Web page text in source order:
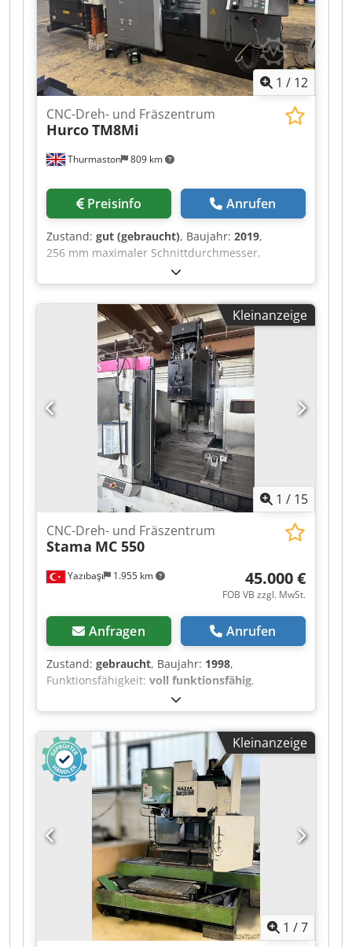
1 / 12
Thurmaston 809 km
CNC-Dreh- und Fräszentrum
HurcoTM8Mi
Preisinfo Anrufen
Zustand: gut (gebraucht), Baujahr: 2019,
256 mm maximaler Schnittdurchmesser,
455 mm maximale Drehlänge, 4.000 U/min
Spindeldrehzahl, 51 mm Stangenkapazität,
Dkodpezrfnusfx Agxsr 12-fach-VDI-Revolver,
Fräsgeschwindigkeit 5.000 U/min, 16 kW
Spindelmotor, Hurco WinMax 5-Steuerung,
Mitlaufmitnehmer, Werkzeugvoreinstellgerät,
Späneförderer, Fangvorrichtung für Werkstücke,
Stangenladevorrichtung.
Kleinanzeige
1 / 15
Yazıbaşı 1.955 km
CNC-Dreh- und Fräszentrum
Stama MC 550
45.000 €
FOB VB zzgl. MwSt.
Anfragen Anrufen
Zustand: gebraucht, Baujahr: 1998,
Funktionsfähigkeit: voll funktionsfähig,
Maschinen-/Fahrzeugnummer:
Leistung des Spindelmotors:30.000 W,
Verfahrweg X-Achse:3.000 mm, Verfahrweg Y-
Achse:1.000 mm, Verfahrweg Z-Achse:700 mm,
Art des Eingangsstroms:Drehstrom ,
Vorschubgeschwindigkeit X-Achse:20 m/min
Vorschubgeschwindigkeit Y-Achse:20 m/min
Vorschubgeschwindigkeit Z-Achse:20 m/min
Gesamthöhe:3.800 mm , Gesamtlänge:
mm
, Gesamtbreite:7.300 mm, Abstand
Tischmitte zu Spindelnase:950 mm
Gesamtgewicht:29.000 kg, Eingangsspannung:
, Werkstücklänge (max.):3.000 mm,
Werkstückbreite (max.):1.000 mm,
Werkstückhöhe (max.):700 mm,
Kleinanzeige
1 /7